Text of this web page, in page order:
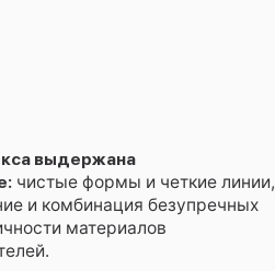
выдержана
чистые формы и четкие линии,
и комбинация безупречных
материалов